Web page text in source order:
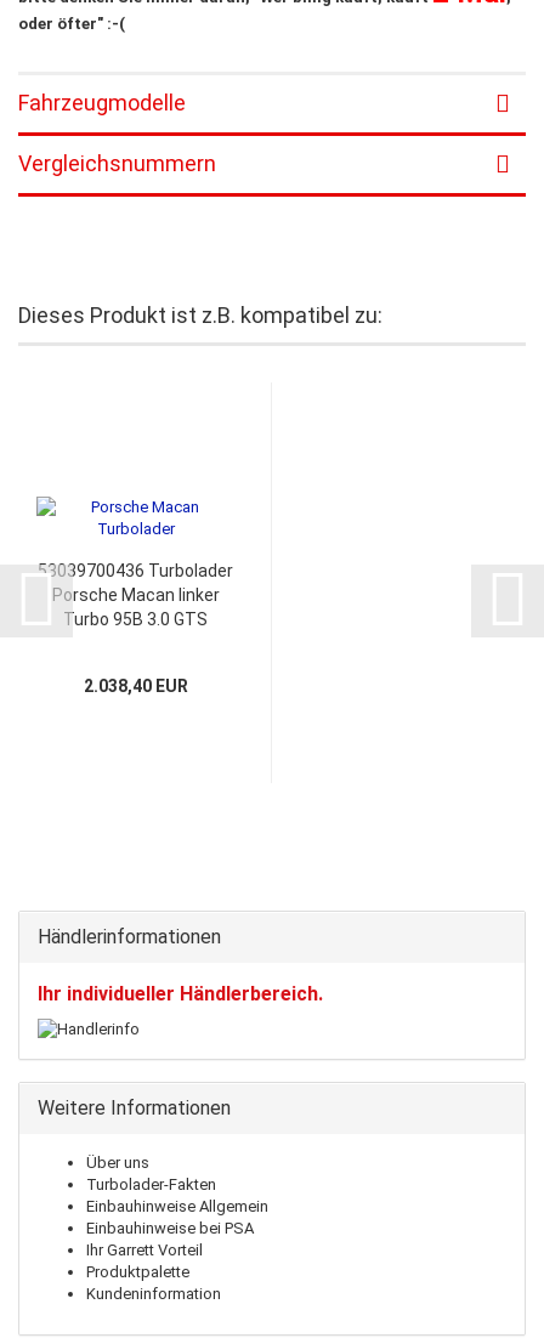
oder öfter" :-(
Fahrzeugmodelle
Vergleichsnummern
Dieses Produkt ist z.B. kompatibel zu:
53039700436 Turbolader
Porsche Macan linker
Turbo 95B 3.0 GTS
53039880610
2.038,40 EUR
Händlerinformationen
Ihr individueller Händlerbereich.
Weitere Informationen
Über uns
Turbolader-Fakten
Einbauhinweise Allgemein
Einbauhinweise bei PSA
Ihr Garrett Vorteil
Produktpalette
Kundeninformation